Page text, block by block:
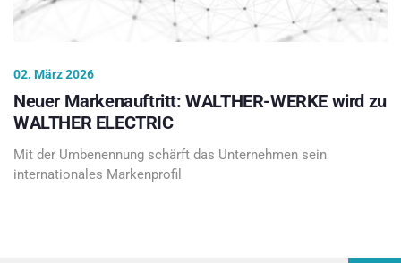
02. März 2026
Neuer Markenauftritt: WALTHER-WERKE wird zu
WALTHER ELECTRIC
Mit der Umbenennung schärft das Unternehmen sein
internationales Markenprofil